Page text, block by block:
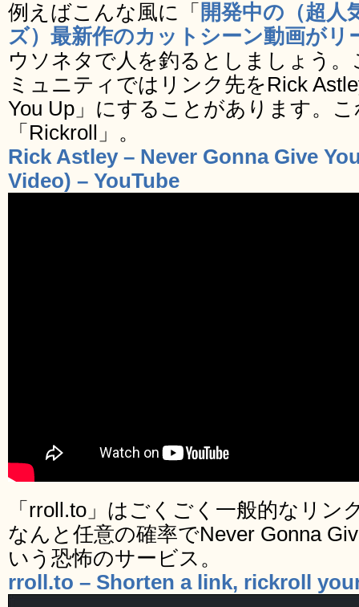
例えばこんな風に「 開発中の（超人
ズ）最新作のカットシーン動画がリ
ウソネタで人を釣るとしましょう
ミュニティではリンク先をRick
You Up」にすることがあります。
「Rickroll」。
Rick Astley – Never Gonna Give
Video) – YouTube
「rroll.to」はごくごく一般的なリン
なんと任意の確率でNever Gonna
いう恐怖のサービス。
rroll.to – Shorten a link, rickroll